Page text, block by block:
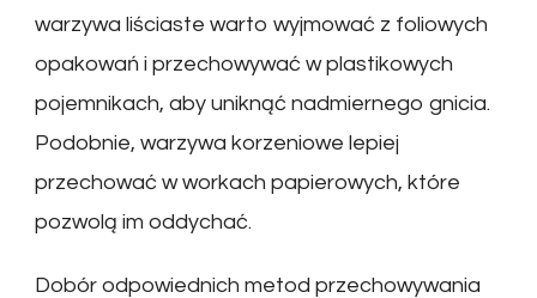
warzywa liściaste warto wyjmować z foliowych
opakowań i przechowywać w plastikowych
pojemnikach, aby uniknąć nadmiernego gnicia.
Podobnie, warzywa korzeniowe lepiej
przechować w workach papierowych, które
pozwolą im oddychać.
Dobór odpowiednich metod przechowywania